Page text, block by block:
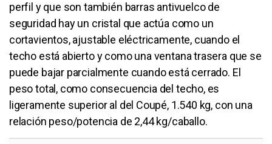
perfil y que son también barras antivuelco de
seguridad hay un cristal que actúa como un
cortavientos, ajustable eléctricamente, cuando el
techo está abierto y como una ventana trasera que se
puede bajar parcialmente cuando está cerrado. El
peso total, como consecuencia del techo, es
ligeramente superior al del Coupé, 1.540 kg, con una
relación peso/potencia de 2,44 kg/caballo.